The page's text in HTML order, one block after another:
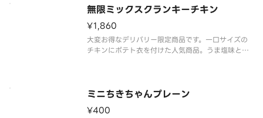
さが特長で、辛い物好きの方にも指示される味付け
無限ミックスクランキーチキン
¥1,860
大変お得なデリバリー限定商品です。一口サイズの
チキンにポテト衣を付けた人気商品。うま塩味と辛
ミニちきちゃんプレーン
¥400